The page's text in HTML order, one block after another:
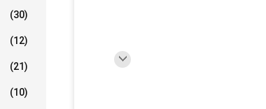
(30)
(12)
(21)
(10)